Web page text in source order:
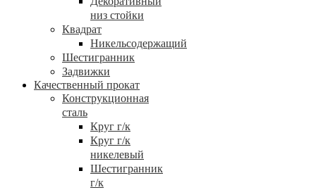
низ стойки
Квадрат
Никельсодержащий
Шестигранник
Задвижки
Качественный прокат
Конструкционная
сталь
Круг г/к
Круг г/к
никелевый
Шестигранник
г/к